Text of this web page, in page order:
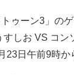
ゥーン3」の
すしお VS コ
23日午前9時か